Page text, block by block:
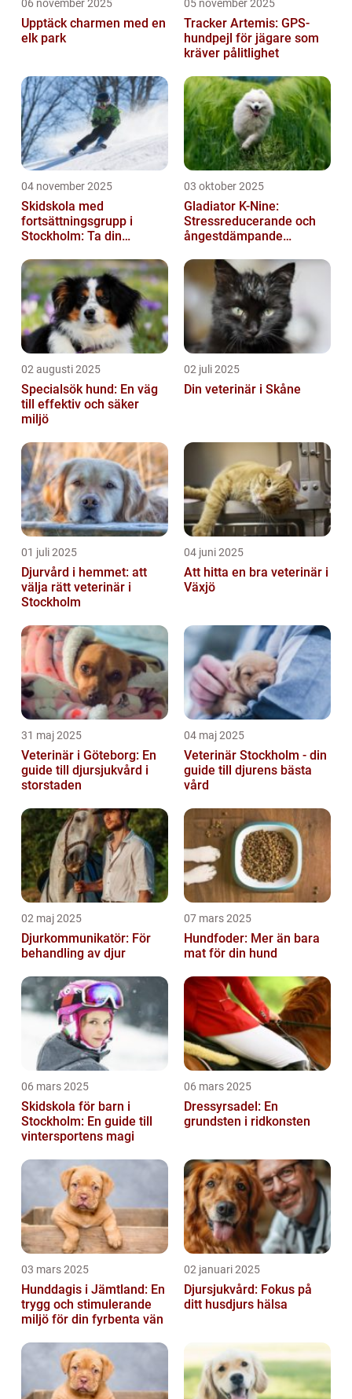
06 november 2025
Upptäck charmen med en
elk park
05 november 2025
Tracker Artemis: GPS-
hundpejl för jägare som
kräver pålitlighet
04 november 2025
Skidskola med
fortsättningsgrupp i
Stockholm: Ta din
03 oktober 2025
Gladiator K-Nine:
Stressreducerande och
ångestdämpande
02 augusti 2025
Specialsök hund: En väg
till effektiv och säker
miljö
02 juli 2025
Din veterinär i Skåne
01 juli 2025
Djurvård i hemmet: att
välja rätt veterinär i
Stockholm
04 juni 2025
Att hitta en bra veterinär i
Växjö
31 maj 2025
Veterinär i Göteborg: En
guide till djursjukvård i
storstaden
04 maj 2025
Veterinär Stockholm - din
guide till djurens bästa
vård
02 maj 2025
Djurkommunikatör: För
behandling av djur
07 mars 2025
Hundfoder: Mer än bara
mat för din hund
06 mars 2025
Skidskola för barn i
Stockholm: En guide till
vintersportens magi
06 mars 2025
Dressyrsadel: En
grundsten i ridkonsten
03 mars 2025
Hunddagis i Jämtland: En
trygg och stimulerande
miljö för din fyrbenta vän
02 januari 2025
Djursjukvård: Fokus på
ditt husdjurs hälsa